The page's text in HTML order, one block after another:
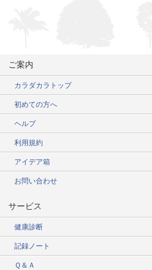
ご案内
カラダカラトップ
初めての方へ
ヘルプ
利用規約
アイデア箱
お問い合わせ
サービス
健康診断
記録ノート
Ｑ＆Ａ